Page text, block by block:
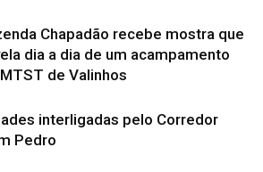
Chapadão recebe mostra que
dia a dia de um acampamento
de Valinhos
interligadas pelo Corredor
Pedro